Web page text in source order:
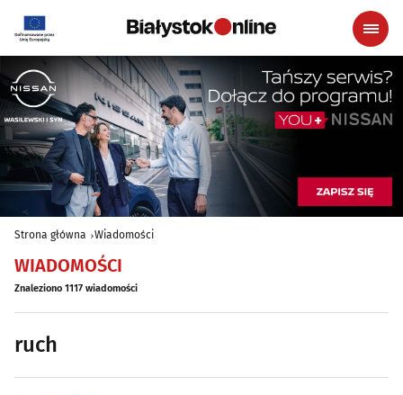
Strona główna Wiadomości
WIADOMOŚCI
Znaleziono 1117 wiadomości
ruch